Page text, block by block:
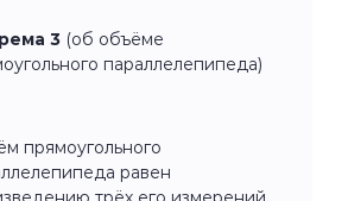
3 (об объёме
параллелепипеда)
прямоугольного
равен